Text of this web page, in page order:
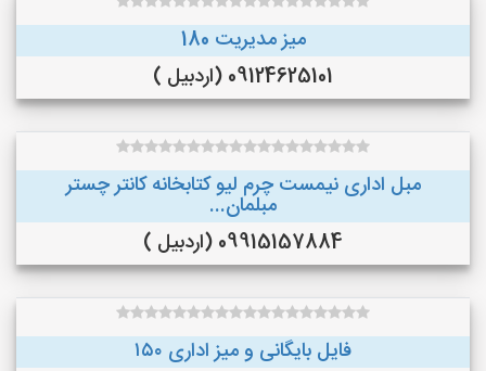
میز مدیریت 180
09124625101 (اردبیل )
مبل اداری نیمست چرم لیو کتابخانه کانتر چستر
مبلمان...
09915157884 (اردبیل )
فایل بایگانی و میز اداری ۱۵۰